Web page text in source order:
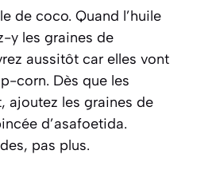
de coco. Quand l’huile
y les graines de
aussitôt car elles vont
corn. Dès que les
ajoutez les graines de
d’asafoetida.
pas plus.